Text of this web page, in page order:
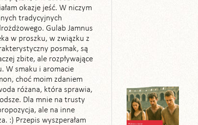
okazje jeść. W niczym
tradycyjnych
Gulab Jamnus
w proszku, w związku z
posmak, są
zbite, ale rozpływające
W smaku i aromacie
choć moim zdaniem
różana, która sprawia,
Dla mnie na trusty
ale na inne
:) Przepis wyszperałam